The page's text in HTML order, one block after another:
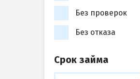
Без проверок
Без отказа
Срок займа